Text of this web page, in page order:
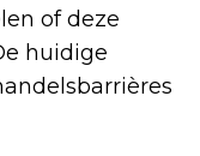
of deze
huidige